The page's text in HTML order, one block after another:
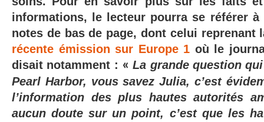
informations, le lecteur pourra se référer
notes de bas de page, dont celui reprenant
récente émission sur Europe 1 où le
disait notamment : «La grande question
Pearl Harbor, vous savez Julia, c’est
l’information des plus hautes autorités
aucun doute sur un point, c’est que les